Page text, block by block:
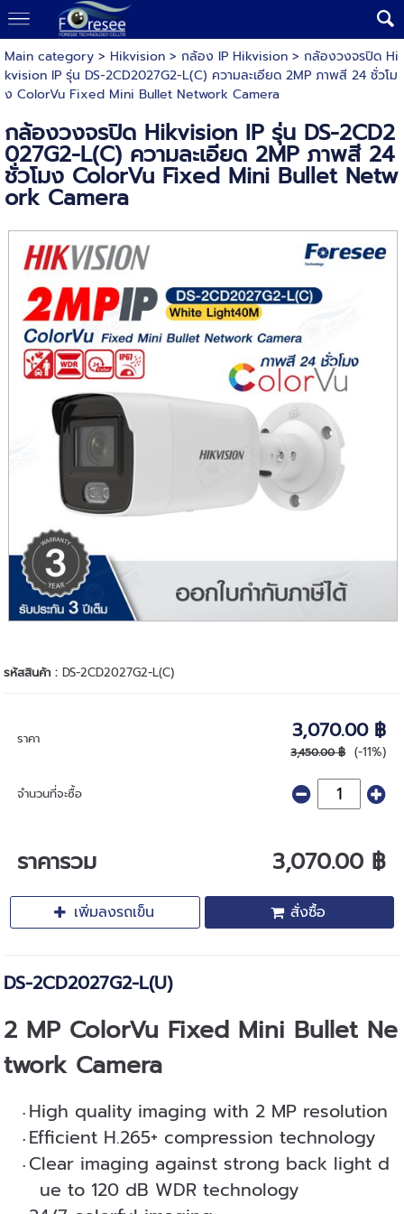
Main category> Hikvision> กล้อง IP Hikvision> กล้องวงจรปิด Hi
kvision IP รุ่น DS-2CD2027G2-L(C) ความละเอียด 2MP ภาพสี 24 ชั่วโม
ง ColorVu Fixed Mini Bullet Network Camera
กล้องวงจรปิด Hikvision IP รุ่น DS-2CD2
027G2-L(C) ความละเอียด 2MP ภาพสี 24
ชั่วโมง ColorVu Fixed Mini Bullet Netw
ork Camera
รหัสสินค้า :DS-2CD2027G2-L(C)
ราคา 3,070.00 ฿
3,450.00 ฿ (-11%)
จำนวนที่จะซื้อ
ราคารวม 3,070.00 ฿
เพิ่มลงรถเข็น สั่งซื้อ
DS-2CD2027G2-L(U)
2 MP ColorVu Fixed Mini Bullet Ne
twork Camera
High quality imaging with 2 MP resolution
Efficient H.265+ compression technology
Clear imaging against strong back light d
ue to 120 dB WDR technology